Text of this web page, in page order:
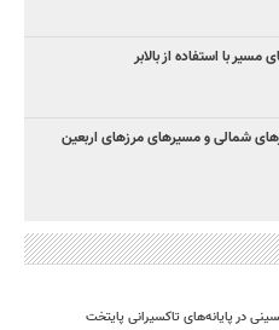
شمالی و مسیرهای مرزهای اربعین
در پایانه‌های تاکسیرانی پایتخت